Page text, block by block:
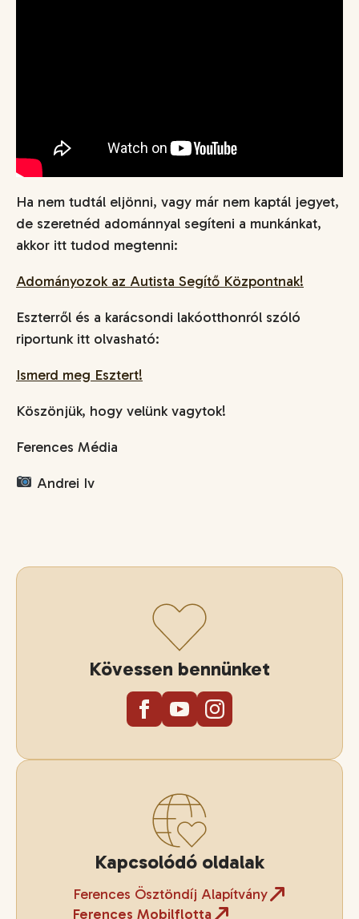
Ha nem tudtál eljönni, vagy már nem kaptál jegyet,
de szeretnéd adománnyal segíteni a munkánkat,
akkor itt tudod megtenni:
Adományozok az Autista Segítő Központnak!
Eszterről és a karácsondi lakóotthonról szóló
riportunk itt olvasható:
Ismerd meg Esztert!
Köszönjük, hogy velünk vagytok!
Ferences Média
Andrei Iv
Kövessen bennünket
Kapcsolódó oldalak
Ferences Ösztöndíj Alapítvány
Ferences Mobilflotta